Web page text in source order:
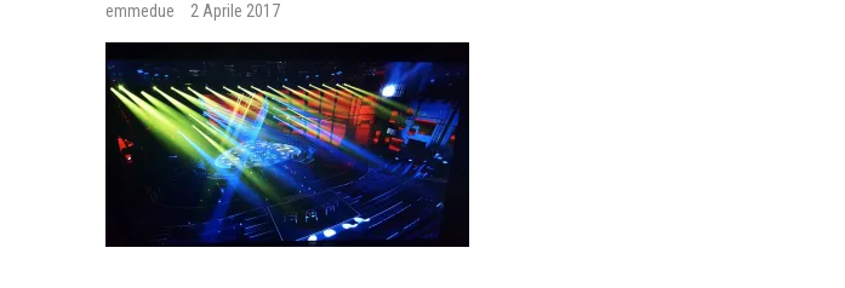
emmedue 2 Aprile 2017